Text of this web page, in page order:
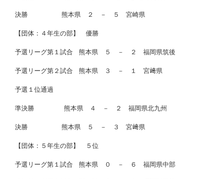
決勝 熊本県 ２ － ５ 宮崎県
【団体：４年生の部】 優勝
予選リーグ第１試合 熊本県 ５ － ２ 福岡県筑後
予選リーグ第２試合 熊本県 ３ － １ 宮﨑県
予選１位通過
準決勝 熊本県 ４ － ２ 福岡県北九州
決勝 熊本県 ５ － ３ 宮﨑県
【団体：５年生の部】 ５位
予選リーグ第１試合 熊本県 ０ － ６ 福岡県中部